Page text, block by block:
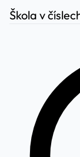
Škola v